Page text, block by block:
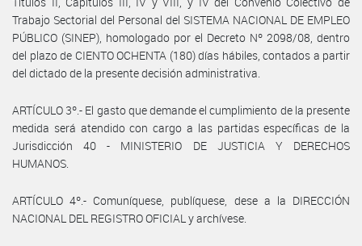
Trabajo Sectorial del Personal del SISTEMA NACIONAL DE EMPLEO
PÚBLICO (SINEP), homologado por el Decreto Nº 2098/08, dentro
del plazo de CIENTO OCHENTA (180) días hábiles, contados a partir
del dictado de la presente decisión administrativa.
ARTÍCULO 3º.- El gasto que demande el cumplimiento de la presente
medida será atendido con cargo a las partidas específicas de la
Jurisdicción 40 - MINISTERIO DE JUSTICIA Y DERECHOS
HUMANOS.
ARTÍCULO 4º.- Comuníquese, publíquese, dese a la DIRECCIÓN
NACIONAL DEL REGISTRO OFICIAL y archívese.